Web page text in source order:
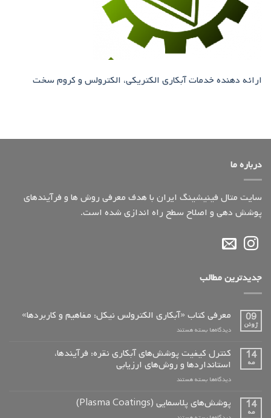
ارائه دهنده خدمات آبکاری الکتریکی، الکترولس و کروم سخت
درباره ما
سایت متال فینیشینگ ایران با هدف معرفی روش ها و فرآیندهای
پوشش دهی و اصلاح سطح راه اندازی شده است.
جدیدترین مطالب
09
ژوئن
معرفی کتاب «آبکاری الکترولس نیکل: مفاهیم و کاربردها»
دیدگاه‌ها برای
کتاب
«آبکاری
الکترولس
نیکل:
و
کاربردها»
بسته هستند
14
مه
کنترل کیفیت پوشش‌های آبکاری نقره: فرآیندها،
استانداردها و روش‌های ارزیابی
دیدگاه‌ها برای
کیفیت
پوشش‌های
بسته هستند
14
مه
پوشش‌های پلاسمایی (Plasma Coatings)